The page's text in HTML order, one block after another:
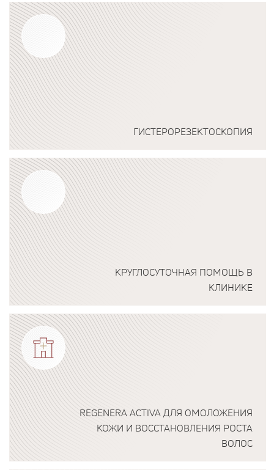
Подробнее о программе
ГИСТЕРОРЕЗЕКТОСКОПИЯ
Подробнее о программе
КРУГЛОСУТОЧНАЯ ПОМОЩЬ В
КЛИНИКЕ
Подробнее о программе
REGENERA ACTIVA ДЛЯ ОМОЛОЖЕНИЯ
КОЖИ И ВОССТАНОВЛЕНИЯ РОСТА
ВОЛОС